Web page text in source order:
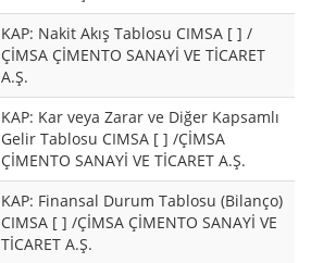
KAP: Nakit Akış Tablosu CIMSA [ ] /
ÇİMSA ÇİMENTO SANAYİ VE TİCARET
A.Ş.
KAP: Kar veya Zarar ve Diğer Kapsamlı
Gelir Tablosu CIMSA [ ] /ÇİMSA
ÇİMENTO SANAYİ VE TİCARET A.Ş.
KAP: Finansal Durum Tablosu (Bilanço)
CIMSA [ ] /ÇİMSA ÇİMENTO SANAYİ VE
TİCARET A.Ş.